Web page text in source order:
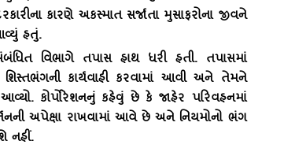
કારણે અકસ્માત સર્જાતા મુસાફરોના જીવને
હતું.
વિભાગે તપાસ હાથ ધરી હતી. તપાસમાં
શિસ્તભંગની કાર્યવાહી કરવામાં આવી અને તેમને
કોર્પોરેશનનું કહેવું છે કે જાહેર પરિવહનમાં
અપેક્ષા રાખવામાં આવે છે અને નિયમોનો ભંગ
નહીં.